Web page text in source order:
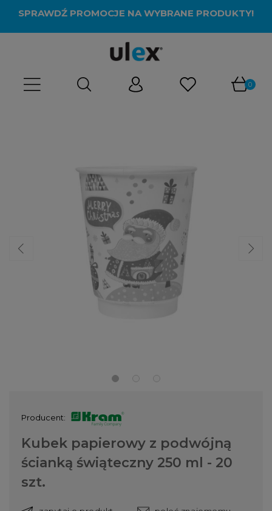
SPRAWDŹ PROMOCJE NA WYBRANE PRODUKTY!
Producent:
Kubek papierowy z podwójną
ścianką świąteczny 250 ml - 20
szt.